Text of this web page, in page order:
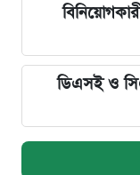
ডিএসই ও